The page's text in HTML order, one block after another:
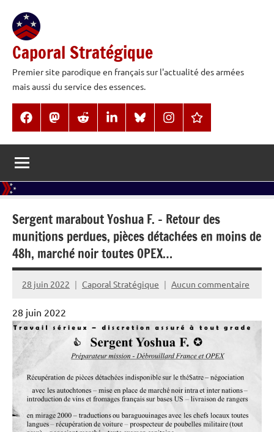
contenu
Caporal Stratégique
Premier site parodique en français sur l'actualité des armées
mais aussi du service des essences.
FacebookMastodonReddit LinkedInBlueSkyInstagramThreads
Sergent marabout Yoshua F. – Retour des
munitions perdues, pièces détachées en moins de
48h, marché noir toutes OPEX…
28 juin 2022 Caporal Stratégique Aucun commentaire
28 juin 2022